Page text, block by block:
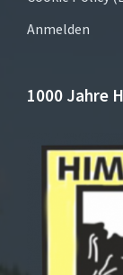
Anmelden
1000 Jahre